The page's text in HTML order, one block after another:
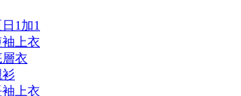
1加1
上衣
層衣
衫
上衣